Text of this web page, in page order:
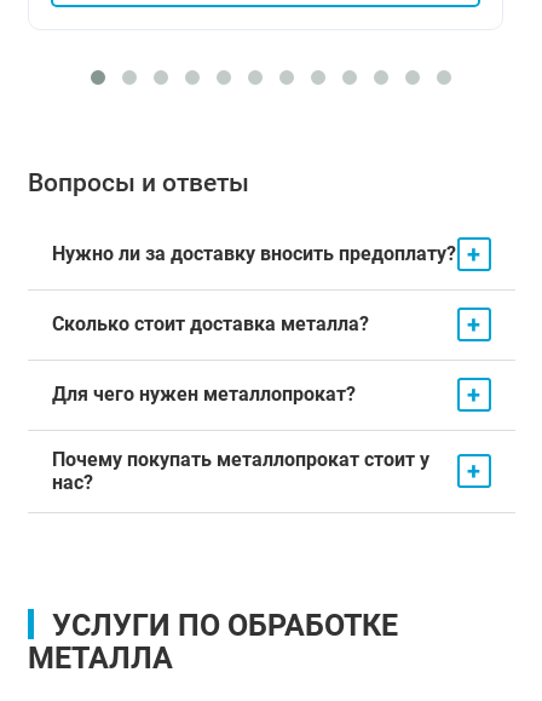
Вопросы и ответы
Нужно ли за доставку вносить предоплату? +
Сколько стоит доставка металла? +
Для чего нужен металлопрокат? +
Почему покупать металлопрокат стоит у
нас?
+
УСЛУГИ ПО ОБРАБОТКЕ
МЕТАЛЛА